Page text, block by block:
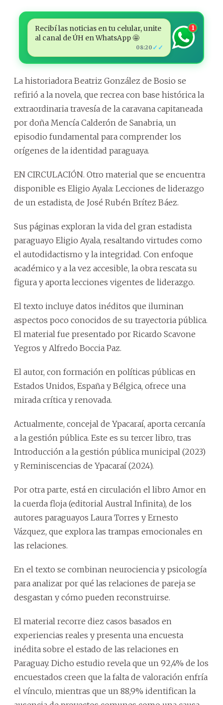
Recibí las noticias en tu celular, unite
al canal de ÚH en WhatsApp 🤩
08:20 ✓✓
1
La historiadora Beatriz González de Bosio se
refirió a la novela, que recrea con base histórica la
extraordinaria travesía de la caravana capitaneada
por doña Mencía Calderón de Sanabria, un
episodio fundamental para comprender los
orígenes de la identidad paraguaya.
EN CIRCULACIÓN. Otro material que se encuentra
disponible es Eligio Ayala: Lecciones de liderazgo
de un estadista, de José Rubén Brítez Báez.
Sus páginas exploran la vida del gran estadista
paraguayo Eligio Ayala, resaltando virtudes como
el autodidactismo y la integridad. Con enfoque
académico y a la vez accesible, la obra rescata su
figura y aporta lecciones vigentes de liderazgo.
El texto incluye datos inéditos que iluminan
aspectos poco conocidos de su trayectoria pública.
El material fue presentado por Ricardo Scavone
Yegros y Alfredo Boccia Paz.
El autor, con formación en políticas públicas en
Estados Unidos, España y Bélgica, ofrece una
mirada crítica y renovada.
Actualmente, concejal de Ypacaraí, aporta cercanía
a la gestión pública. Este es su tercer libro, tras
Introducción a la gestión pública municipal (2023)
y Reminiscencias de Ypacaraí (2024).
Por otra parte, está en circulación el libro Amor en
la cuerda floja (editorial Austral Infinita), de los
autores paraguayos Laura Torres y Ernesto
Vázquez, que explora las trampas emocionales en
las relaciones.
En el texto se combinan neurociencia y psicología
para analizar por qué las relaciones de pareja se
desgastan y cómo pueden reconstruirse.
El material recorre diez casos basados en
experiencias reales y presenta una encuesta
inédita sobre el estado de las relaciones en
Paraguay. Dicho estudio revela que un 92,4% de los
encuestados creen que la falta de valoración enfría
el vínculo, mientras que un 88,9% identifican la